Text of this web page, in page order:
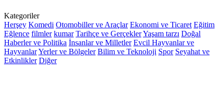
Kategoriler
Herşey Komedi Otomobiller ve Araçlar Ekonomi ve Ticaret Eğitim
Eğlence filmler kumar Tarihçe ve GerçeklerYaşam tarzı Doğal
Haberler ve Politika İnsanlar ve Milletler Evcil Hayvanlar ve
HayvanlarYerler ve Bölgeler Bilim ve Teknoloji Spor Seyahat ve
Etkinlikler Diğer